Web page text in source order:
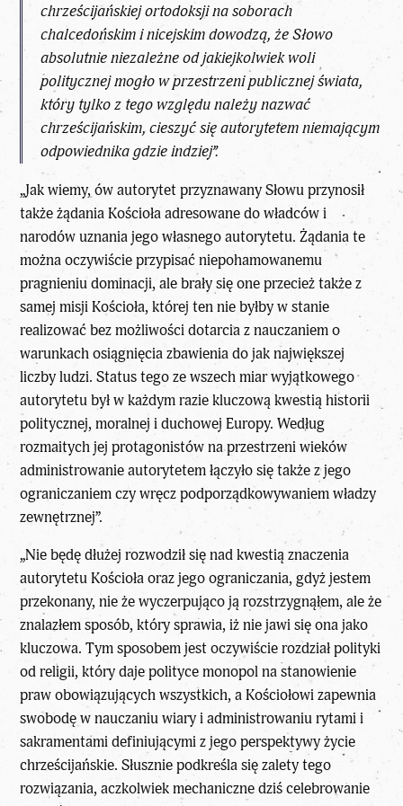
chrześcijańskiej ortodoksji na soborach
chalcedońskim i nicejskim dowodzą, że Słowo
absolutnie niezależne od jakiejkolwiek woli
politycznej mogło w przestrzeni publicznej świata,
który tylko z tego względu należy nazwać
chrześcijańskim, cieszyć się autorytetem niemającym
odpowiednika gdzie indziej”.
„Jak wiemy, ów autorytet przyznawany Słowu przynosił
także żądania Kościoła adresowane do władców i
narodów uznania jego własnego autorytetu. Żądania te
można oczywiście przypisać niepohamowanemu
pragnieniu dominacji, ale brały się one przecież także z
samej misji Kościoła, której ten nie byłby w stanie
realizować bez możliwości dotarcia z nauczaniem o
warunkach osiągnięcia zbawienia do jak największej
liczby ludzi. Status tego ze wszech miar wyjątkowego
autorytetu był w każdym razie kluczową kwestią historii
politycznej, moralnej i duchowej Europy. Według
rozmaitych jej protagonistów na przestrzeni wieków
administrowanie autorytetem łączyło się także z jego
ograniczaniem czy wręcz podporządkowywaniem władzy
zewnętrznej”.
„Nie będę dłużej rozwodził się nad kwestią znaczenia
autorytetu Kościoła oraz jego ograniczania, gdyż jestem
przekonany, nie że wyczerpująco ją rozstrzygnąłem, ale że
znalazłem sposób, który sprawia, iż nie jawi się ona jako
kluczowa. Tym sposobem jest oczywiście rozdział polityki
od religii, który daje polityce monopol na stanowienie
praw obowiązujących wszystkich, a Kościołowi zapewnia
swobodę w nauczaniu wiary i administrowaniu rytami i
sakramentami definiującymi z jego perspektywy życie
chrześcijańskie. Słusznie podkreśla się zalety tego
rozwiązania, aczkolwiek mechaniczne dziś celebrowanie